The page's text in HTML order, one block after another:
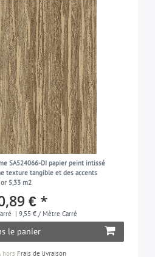
SA524066-DI papier peint intissé
texture tangible et des accents
5,33 m2
€ *
| 9,55 € / Mètre Carré
le panier
hors Frais de livraison